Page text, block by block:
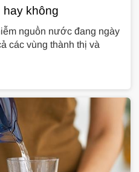
hay không
nguồn nước đang ngày
các vùng thành thị và